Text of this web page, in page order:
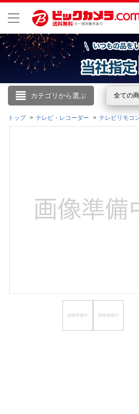
カテゴリから選ぶ 全ての
こんにちは
ログイン
閲覧履歴
トップ テレビ・レコーダー テレビリモコ